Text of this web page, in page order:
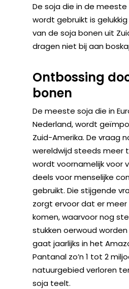
De soja die in de meeste
wordt gebruikt is
van de soja bonen uit
dragen niet bij aan
Ontbossing
bonen
De meeste soja die in
Nederland, wordt
Zuid-Amerika. De vraag
wereldwijd steeds meer
wordt voornamelijk voor
deels voor menselijke
gebruikt. Die stijgende
zorgt ervoor dat er
komen, waarvoor nog
stukken oerwoud
gaat jaarlijks in het
Pantanal zo’n 1 tot 2
natuurgebied verloren
soja teelt.